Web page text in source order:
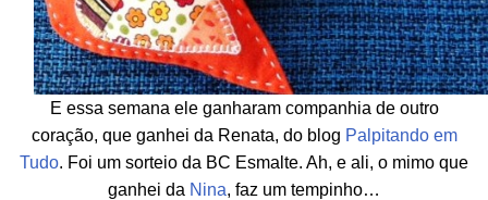
E essa semana ele ganharam companhia de outro
coração, que ganhei da Renata, do blog Palpitando em
Tudo. Foi um sorteio da BC Esmalte. Ah, e ali, o mimo que
ganhei da Nina, faz um tempinho…